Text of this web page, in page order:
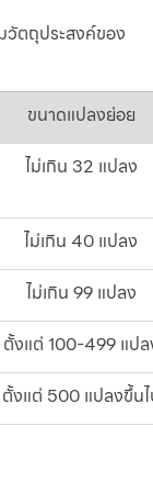
ตถุประสงค์ของ
ขนาดแปลงย่อย
ไม่เกิน 32 แปลง
ไม่เกิน 40 แปลง
ไม่เกิน 99 แปลง
ตั้งแต่ 100-499 แป
ตั้งแต่ 500 แปลงขึ้น